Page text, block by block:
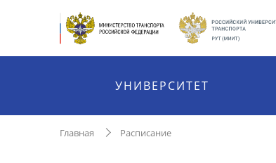
УНИВЕРСИТЕТ
Главная Расписание